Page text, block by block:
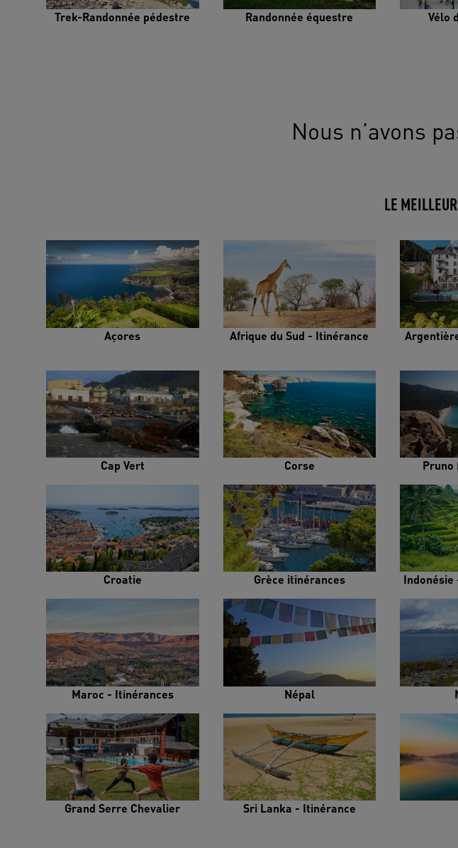
Trek-Randonnée pédestre Randonnée équestre Vélo
Nous n’avons
LE
Açores Afrique du Sud - Itinérance
Cap Vert Corse Pruno
Croatie Grèce itinérances
Maroc - Itinérances Népal
Grand Serre Chevalier Sri Lanka - Itinérance